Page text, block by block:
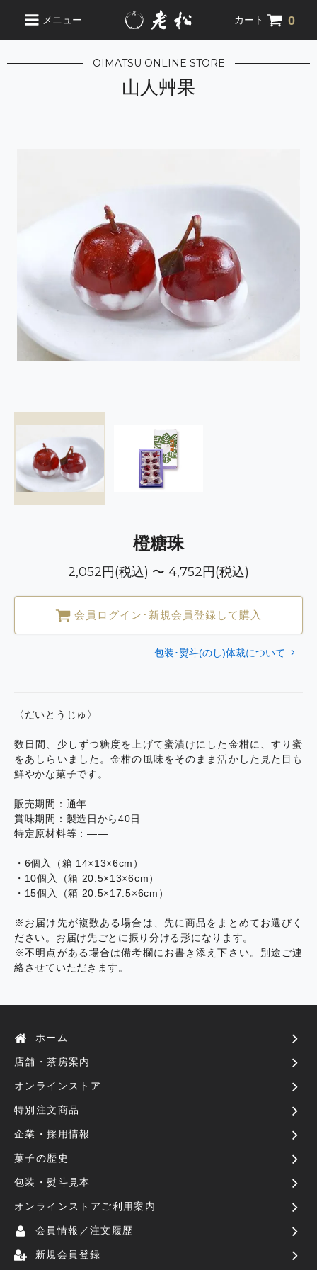
メニュー カート 0
OIMATSU ONLINE STORE
山人艸果
橙糖珠
2,052円(税込) 〜 4,752円(税込)
会員ログイン･新規会員登録して購入
包装･熨斗(のし)体裁について
〈だいとうじゅ〉
数日間、少しずつ糖度を上げて蜜漬けにした金柑に、すり蜜
をあしらいました。金柑の風味をそのまま活かした見た目も
鮮やかな菓子です。
販売期間：通年
賞味期間：製造日から40日
特定原材料等：――
・6個入（箱 14×13×6cm）
・10個入（箱 20.5×13×6cm）
・15個入（箱 20.5×17.5×6cm）
※お届け先が複数ある場合は、先に商品をまとめてお選びく
ださい。お届け先ごとに振り分ける形になります。
※不明点がある場合は備考欄にお書き添え下さい。別途ご連
絡させていただきます。
ホーム
店舗・茶房案内
オンラインストア
特別注文商品
企業・採用情報
菓子の歴史
包装・熨斗見本
オンラインストアご利用案内
会員情報／注文履歴
新規会員登録